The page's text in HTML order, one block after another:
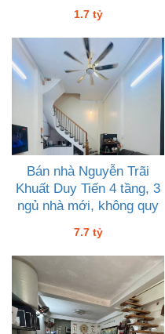
1.7 tỷ
Bán nhà Nguyễn Trãi
Khuất Duy Tiến 4 tầng, 3
ngủ nhà mới, không quy
7.7 tỷ